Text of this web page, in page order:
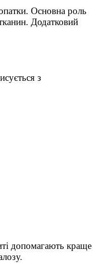
Основна роль
Додатковий
з
допомагають краще